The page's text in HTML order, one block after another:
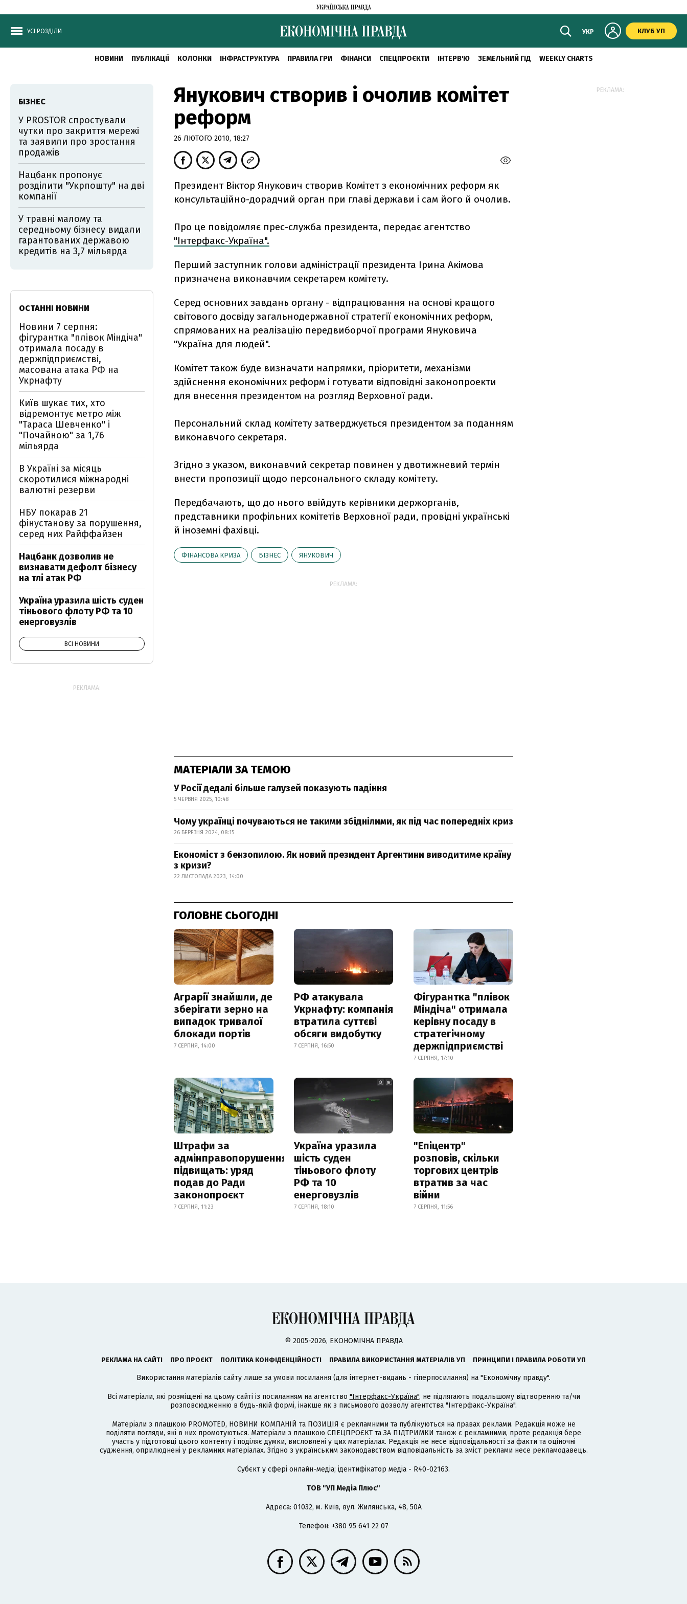
УСІ РОЗДІЛИ УКР КЛУБ УП
НОВИНИ ПУБЛІКАЦІЇ КОЛОНКИ ІНФРАСТРУКТУРА ПРАВИЛА ГРИ ФІНАНСИ СПЕЦПРОЄКТИ ІНТЕРВ'Ю ЗЕМЕЛЬНИЙ ГІД WEEKLY CHARTS
Янукович створив і очолив комітет
реформ
26 ЛЮТОГО 2010, 18:27
Президент Віктор Янукович створив Комітет з економічних реформ як
консультаційно-дорадчий орган при главі держави і сам його й очолив.
Про це повідомляє прес-служба президента, передає агентство
"Інтерфакс-Україна".
Перший заступник голови адміністрації президента Ірина Акімова
призначена виконавчим секретарем комітету.
Серед основних завдань органу - відпрацювання на основі кращого
світового досвіду загальнодержавної стратегії економічних реформ,
спрямованих на реалізацію передвиборчої програми Януковича
"Україна для людей".
Комітет також буде визначати напрямки, пріоритети, механізми
здійснення економічних реформ і готувати відповідні законопроекти
для внесення президентом на розгляд Верховної ради.
Персональний склад комітету затверджується президентом за поданням
виконавчого секретаря.
Згідно з указом, виконавчий секретар повинен у двотижневий термін
внести пропозиції щодо персонального складу комітету.
Передбачають, що до нього ввійдуть керівники держорганів,
представники профільних комітетів Верховної ради, провідні українські
й іноземні фахівці.
ФІНАНСОВА КРИЗА БІЗНЕС ЯНУКОВИЧ
РЕКЛАМА:
МАТЕРІАЛИ ЗА ТЕМОЮ
У Росії дедалі більше галузей показують падіння
5 ЧЕРВНЯ 2025, 10:48
Чому українці почуваються не такими збіднілими, як під час попередніх криз
26 БЕРЕЗНЯ 2024, 08:15
Економіст з бензопилою. Як новий президент Аргентини виводитиме країну
з кризи?
22 ЛИСТОПАДА 2023, 14:00
ГОЛОВНЕ СЬОГОДНІ
Аграрії знайшли, де
зберігати зерно на
випадок тривалої
блокади портів
7 СЕРПНЯ, 14:00
РФ атакувала
Укрнафту: компанія
втратила суттєві
обсяги видобутку
7 СЕРПНЯ, 16:50
Фігурантка "плівок
Міндіча" отримала
керівну посаду в
стратегічному
держпідприємстві
7 СЕРПНЯ, 17:10
Штрафи за
адмінправопорушення
підвищать: уряд
подав до Ради
законопроєкт
7 СЕРПНЯ, 11:23
Україна уразила
шість суден
тіньового флоту
РФ та 10
енерговузлів
7 СЕРПНЯ, 18:10
"Епіцентр"
розповів, скільки
торгових центрів
втратив за час
війни
7 СЕРПНЯ, 11:56
БІЗНЕС
У PROSTOR спростували
чутки про закриття мережі
та заявили про зростання
продажів
Нацбанк пропонує
розділити "Укрпошту" на дві
компанії
У травні малому та
середньому бізнесу видали
гарантованих державою
кредитів на 3,7 мільярда
ОСТАННІ НОВИНИ
Новини 7 серпня:
фігурантка "плівок Міндіча"
отримала посаду в
держпідприємстві,
масована атака РФ на
Укрнафту
Київ шукає тих, хто
відремонтує метро між
"Тараса Шевченко" і
"Почайною" за 1,76
мільярда
В Україні за місяць
скоротилися міжнародні
валютні резерви
НБУ покарав 21
фінустанову за порушення,
серед них Райффайзен
Нацбанк дозволив не
визнавати дефолт бізнесу
на тлі атак РФ
Україна уразила шість суден
тіньового флоту РФ та 10
енерговузлів
ВСІ НОВИНИ
РЕКЛАМА:
РЕКЛАМА:
© 2005-2026, ЕКОНОМІЧНА ПРАВДА
РЕКЛАМА НА САЙТІ ПРО ПРОЄКТ ПОЛІТИКА КОНФІДЕНЦІЙНОСТІ ПРАВИЛА ВИКОРИСТАННЯ МАТЕРІАЛІВ УП ПРИНЦИПИ І ПРАВИЛА РОБОТИ УП
Використання матеріалів сайту лише за умови посилання (для інтернет-видань - гіперпосилання) на "Економічну правду".
Всі матеріали, які розміщені на цьому сайті із посиланням на агентство "Інтерфакс-Україна", не підлягають подальшому відтворенню та/чи
розповсюдженню в будь-якій формі, інакше як з письмового дозволу агентства "Інтерфакс-Україна".
Матеріали з плашкою PROMOTED, НОВИНИ КОМПАНІЙ та ПОЗИЦІЯ є рекламними та публікуються на правах реклами. Редакція може не
поділяти погляди, які в них промотуються. Матеріали з плашкою СПЕЦПРОЄКТ та ЗА ПІДТРИМКИ також є рекламними, проте редакція бере
участь у підготовці цього контенту і поділяє думки, висловлені у цих матеріалах. Редакція не несе відповідальності за факти та оціночні
судження, оприлюднені у рекламних матеріалах. Згідно з українським законодавством відповідальність за зміст реклами несе рекламодавець.
Cубєкт у сфері онлайн-медіа; ідентифікатор медіа - R40-02163.
ТОВ "УП Медіа Плюс"
Адреса: 01032, м. Київ, вул. Жилянська, 48, 50А
Телефон: +380 95 641 22 07